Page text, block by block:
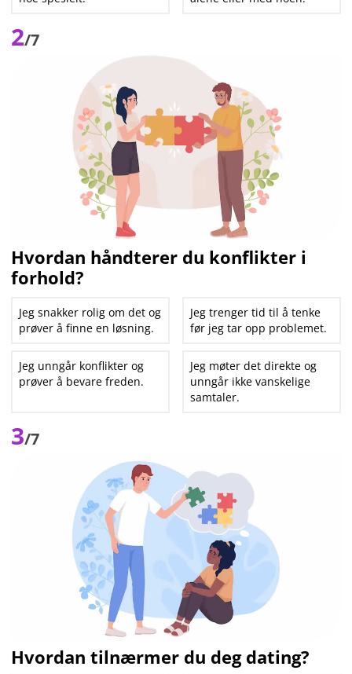
2/7
Hvordan håndterer du konflikter i
forhold?
Jeg snakker rolig om det og
prøver å finne en løsning.
Jeg trenger tid til å tenke
før jeg tar opp problemet.
Jeg unngår konflikter og
prøver å bevare freden.
Jeg møter det direkte og
unngår ikke vanskelige
samtaler.
3/7
Hvordan tilnærmer du deg dating?